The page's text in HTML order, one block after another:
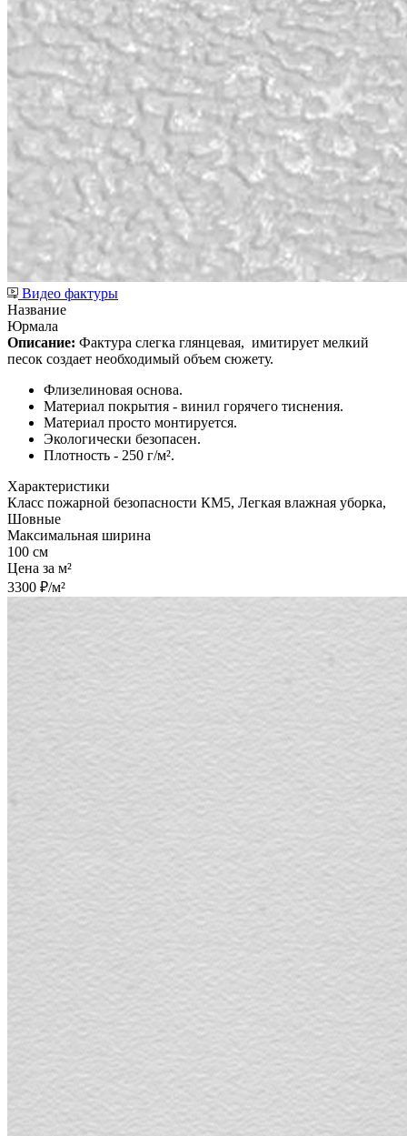
Видео фактуры
Название
Юрмала
Описание: Фактура слегка глянцевая, имитирует мелкий
песок создает необходимый объем сюжету.
Флизелиновая основа.
Материал покрытия - винил горячего тиснения.
Материал просто монтируется.
Экологически безопасен.
Плотность - 250 г/м².
Характеристики
Класс пожарной безопасности КМ5, Легкая влажная уборка,
Шовные
Максимальная ширина
100 см
Цена за м²
3300 ₽/м²